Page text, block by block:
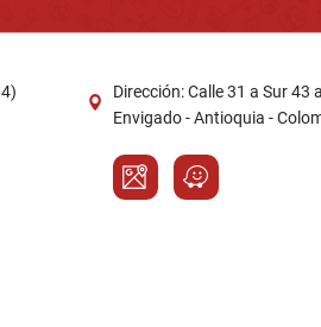
Dirección: Calle 31 a Sur 43
Envigado - Antioquia -